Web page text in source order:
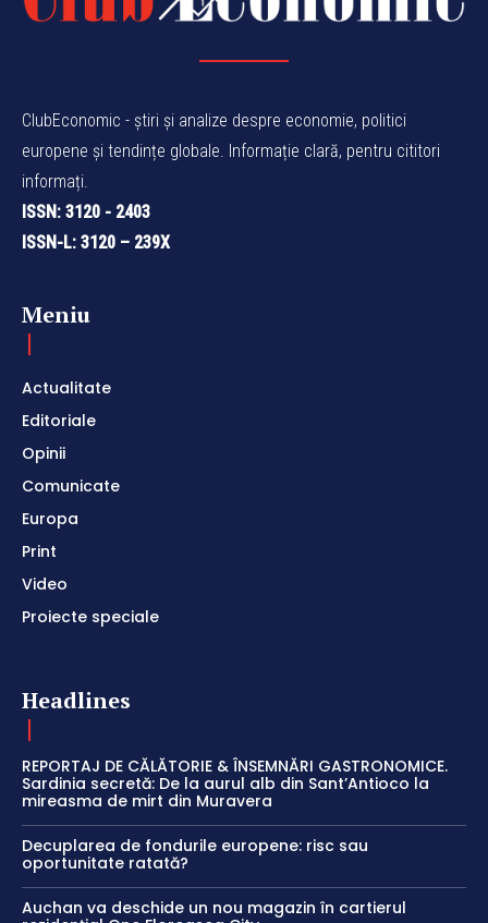
ClubEconomic - știri și analize despre economie, politici
europene și tendințe globale. Informație clară, pentru cititori
informați.
ISSN: 3120 - 2403
ISSN-L: 3120 – 239X
Meniu
Actualitate
Editoriale
Opinii
Comunicate
Europa
Print
Video
Proiecte speciale
Headlines
REPORTAJ DE CĂLĂTORIE & ÎNSEMNĂRI GASTRONOMICE.
Sardinia secretă: De la aurul alb din Sant’Antioco la
mireasma de mirt din Muravera
Decuplarea de fondurile europene: risc sau
oportunitate ratată?
Auchan va deschide un nou magazin în cartierul